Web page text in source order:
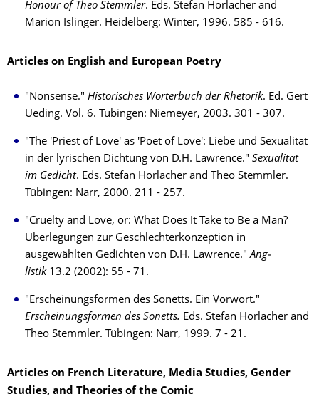
Honour of Theo Stem­mler. Eds. Stefan Horlacher and
Marion Islinger. Heidelberg: Winter, 1996. 585 - 616.
Articles on English and European Poetry
"Nonsense." Historisches Wörterbuch der Rhetorik. Ed. Gert
Ueding. Vol. 6. Tübingen: Nie­meyer, 2003. 301 - 307.
"The 'Priest of Love' as 'Poet of Love': Liebe und Sexualität
in der lyrischen Dich­tung von D.H. Lawrence." Sexualität
im Gedicht. Eds. Stefan Horlacher and Theo Stemmler.
Tübingen: Narr, 2000. 211 - 257.
"Cruelty and Love, or: What Does It Take to Be a Man?
Überlegungen zur Ge­schlech­terkonzeption in
ausgewählten Gedichten von D.H. Lawrence."Ang­
listik 13.2 (2002): 55 - 71.
"Erscheinungsformen des Sonetts. Ein Vorwort."
Erscheinungsformen des Sonetts. Eds. Stefan Horlacher and
Theo Stem­mler. Tü­bin­gen: Narr, 1999. 7 - 21.
Articles on French Literature, Media Studies, Gender
Studies, and Theories of the Comic